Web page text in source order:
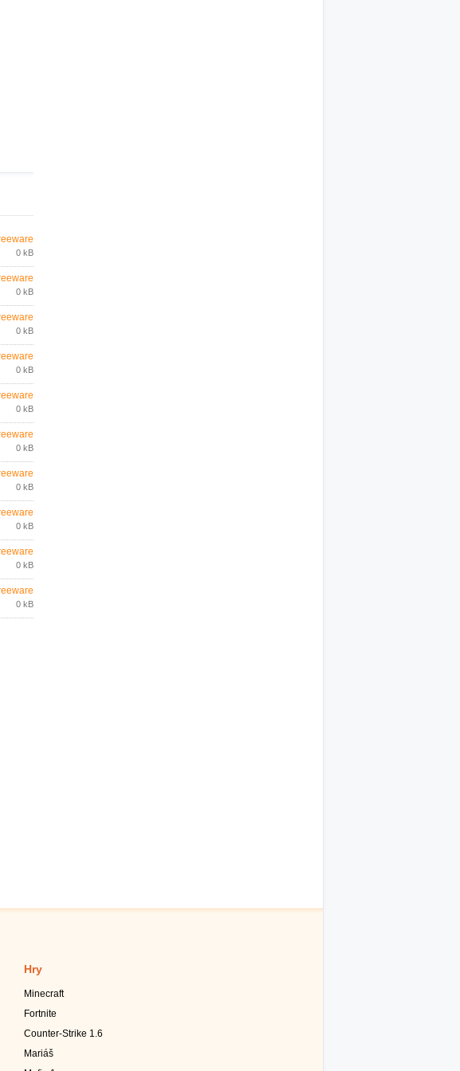
0 kB
0 kB
0 kB
0 kB
0 kB
0 kB
0 kB
0 kB
0 kB
0 kB
Hry
Minecraft
Fortnite
Counter-Strike 1.6
Mariáš